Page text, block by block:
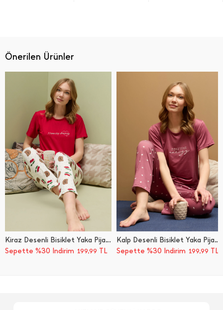
Önerilen Ürünler
Kiraz Desenli Bisiklet Yaka Pijama Takımı
Sepette %30 İndirim 199,99 TL
Kalp Desenli Bisiklet Yaka Pijama Takımı
Sepette %30 İndirim 199,99 TL